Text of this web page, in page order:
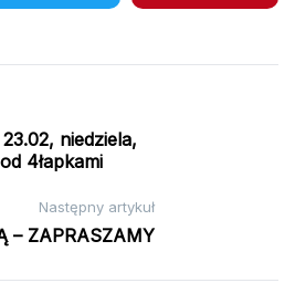
niedziela,
4łapkami
Następny artykuł
– ZAPRASZAMY